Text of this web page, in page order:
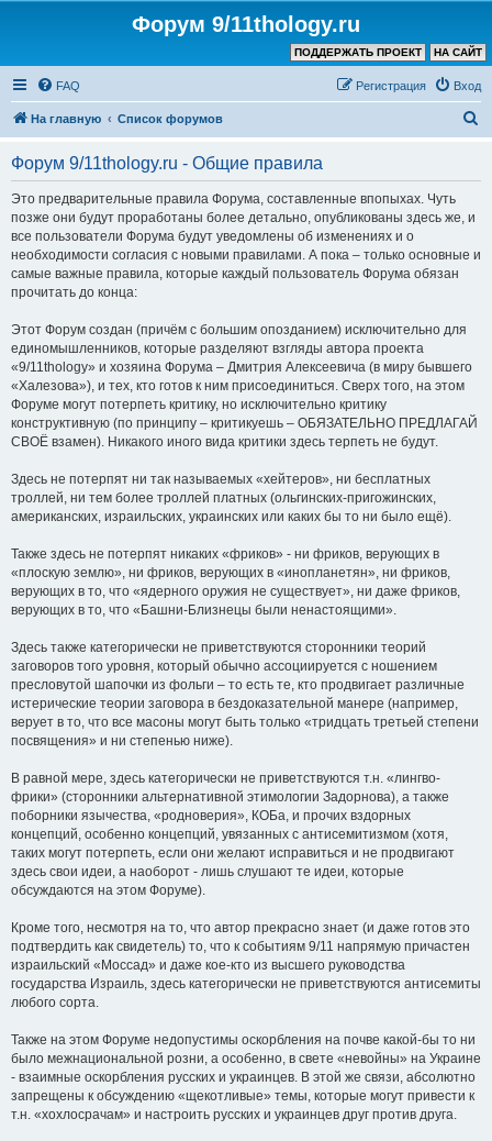
Форум 9/11thology.ru
НА САЙТ
ПОДДЕРЖАТЬ ПРОЕКТ
FAQ Вход
Регистрация
На главную Список форумов
Форум 9/11thology.ru - Общие правила
Это предварительные правила Форума, составленные впопыхах. Чуть
позже они будут проработаны более детально, опубликованы здесь же, и
все пользователи Форума будут уведомлены об изменениях и о
необходимости согласия с новыми правилами. А пока – только основные и
самые важные правила, которые каждый пользователь Форума обязан
прочитать до конца:
Этот Форум создан (причём с большим опозданием) исключительно для
единомышленников, которые разделяют взгляды автора проекта
«9/11thology» и хозяина Форума – Дмитрия Алексеевича (в миру бывшего
«Халезова»), и тех, кто готов к ним присоединиться. Сверх того, на этом
Форуме могут потерпеть критику, но исключительно критику
конструктивную (по принципу – критикуешь – ОБЯЗАТЕЛЬНО ПРЕДЛАГАЙ
СВОЁ взамен). Никакого иного вида критики здесь терпеть не будут.
Здесь не потерпят ни так называемых «хейтеров», ни бесплатных
троллей, ни тем более троллей платных (ольгинских-пригожинских,
американских, израильских, украинских или каких бы то ни было ещё).
Также здесь не потерпят никаких «фриков» - ни фриков, верующих в
«плоскую землю», ни фриков, верующих в «инопланетян», ни фриков,
верующих в то, что «ядерного оружия не существует», ни даже фриков,
верующих в то, что «Башни-Близнецы были ненастоящими».
Здесь также категорически не приветствуются сторонники теорий
заговоров того уровня, который обычно ассоциируется с ношением
пресловутой шапочки из фольги – то есть те, кто продвигает различные
истерические теории заговора в бездоказательной манере (например,
верует в то, что все масоны могут быть только «тридцать третьей степени
посвящения» и ни степенью ниже).
В равной мере, здесь категорически не приветствуются т.н. «лингво-
фрики» (сторонники альтернативной этимологии Задорнова), а также
поборники язычества, «родноверия», КОБа, и прочих вздорных
концепций, особенно концепций, увязанных с антисемитизмом (хотя,
таких могут потерпеть, если они желают исправиться и не продвигают
здесь свои идеи, а наоборот - лишь слушают те идеи, которые
обсуждаются на этом Форуме).
Кроме того, несмотря на то, что автор прекрасно знает (и даже готов это
подтвердить как свидетель) то, что к событиям 9/11 напрямую причастен
израильский «Моссад» и даже кое-кто из высшего руководства
государства Израиль, здесь категорически не приветствуются антисемиты
любого сорта.
Также на этом Форуме недопустимы оскорбления на почве какой-бы то ни
было межнациональной розни, а особенно, в свете «невойны» на Украине
- взаимные оскорбления русских и украинцев. В этой же связи, абсолютно
запрещены к обсуждению «щекотливые» темы, которые могут привести к
т.н. «хохлосрачам» и настроить русских и украинцев друг против друга.